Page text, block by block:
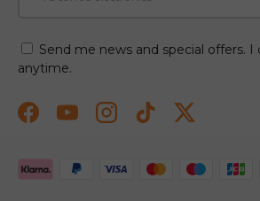
Send me news and special offers. I
anytime.
FacebookYouTubeInstagramTikTokTwitter
Formas de pago aceptadas